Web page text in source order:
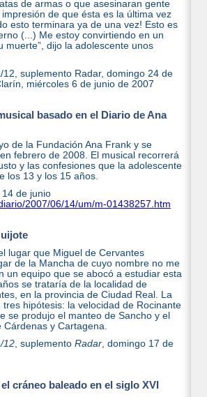
de armas o que asesinaran gente
de que ésta es la última vez
esto terminara ya de una vez! Esto es
(...) Me estoy convirtiendo en un
muerte”, dijo la adolescente unos
12, suplemento Radar, domingo 24 de
miércoles 6 de junio de 2007
basado en el Diario de Ana
de la Fundación Ana Frank y se
febrero de 2008. El musical recorrerá
y las confesiones que la adolescente
los 13 y los 15 años.
de junio
2007/06/14/um/m-01438257.htm
lugar que Miguel de Cervantes
de la Mancha de cuyo nombre no me
un equipo que se abocó a estudiar esta
se trataría de la localidad de
en la provincia de Ciudad Real. La
hipótesis: la velocidad de Rocinante
se produjo el manteo de Sancho y el
Cárdenas y Cartagena.
12, suplemento Radar, domingo 17 de
cráneo baleado en el siglo XVI